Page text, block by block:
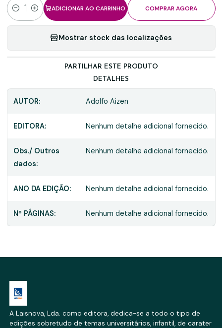
Quantidade
ADICIONAR AO CARRINHO COMPRAR AGORA
Mostrar stock das localizações
PARTILHAR ESTE PRODUTO
DETALHES
AUTOR: Adolfo Aizen
EDITORA: Nenhum detalhe adicional fornecido.
Obs./ Outros
dados:
Nenhum detalhe adicional fornecido.
ANO DA EDIÇÃO: Nenhum detalhe adicional fornecido.
Nº PÁGINAS: Nenhum detalhe adicional fornecido.
A Laisnova, Lda. como editora, dedica-se a todo o tipo de
edições sobretudo de temas universitários, infantil, de carater